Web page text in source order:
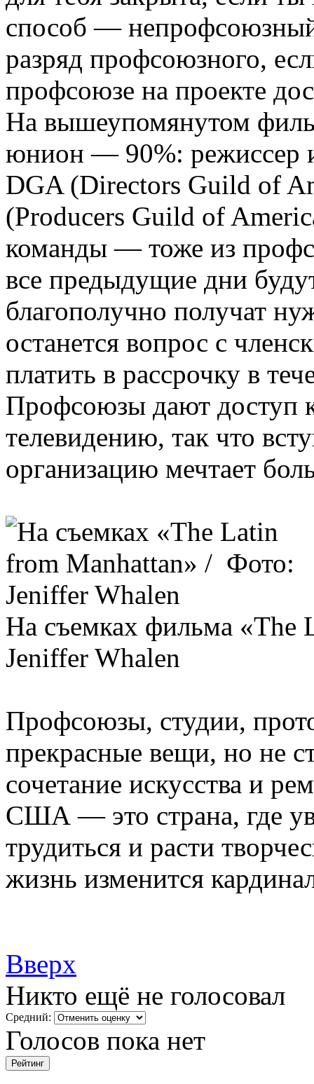
способ —
разряд профсоюзного,
профсоюзе на проекте
На вышеупомянутом
юнион — 90%: режиссер
DGA (Directors Guild of
(Producers Guild of
команды — тоже из
все предыдущие дни
благополучно получат
останется вопрос с
платить в рассрочку в
Профсоюзы дают доступ
телевидению, так что
организацию мечтает
На съемках фильма
Jeniffer Whalen
Профсоюзы, студии,
прекрасные вещи, но не
сочетание искусства и
США — это страна, где
трудиться и расти
жизнь изменится
Вверх
Никто ещё не голосовал
Средний:
Голосов пока нет